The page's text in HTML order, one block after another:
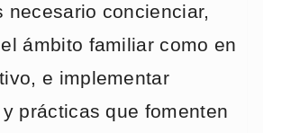
necesario concienciar,
ámbito familiar como en
e implementar
prácticas que fomenten